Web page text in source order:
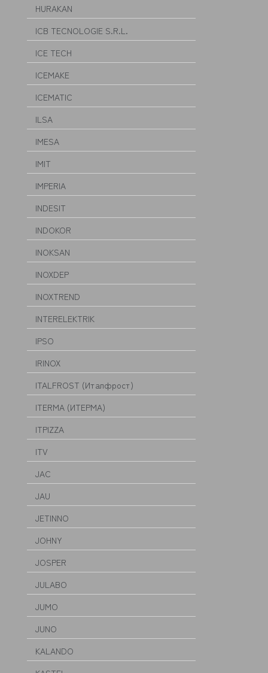
HURAKAN
ICB TECNOLOGIE S.R.L.
ICE TECH
ICEMAKE
ICEMATIC
ILSA
IMESA
IMIT
IMPERIA
INDESIT
INDOKOR
INOKSAN
INOXDEP
INOXTREND
INTERELEKTRIK
IPSO
IRINOX
ITALFROST (Италфрост)
ITERMA (ИТЕРМА)
ITPIZZA
ITV
JAC
JAU
JETINNO
JOHNY
JOSPER
JULABO
JUMO
JUNO
KALANDO